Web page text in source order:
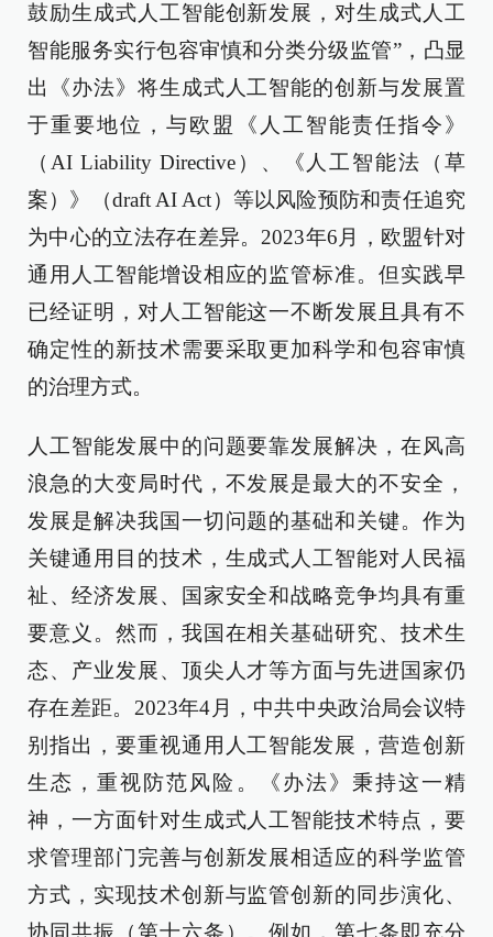
鼓励生成式人工智能创新发展，对生成式人工
智能服务实行包容审慎和分类分级监管”，凸显
出《办法》将生成式人工智能的创新与发展置
于重要地位，与欧盟《人工智能责任指令》
（AI Liability Directive）、《人工智能法（草
案）》（draft AI Act）等以风险预防和责任追究
为中心的立法存在差异。2023年6月，欧盟针对
通用人工智能增设相应的监管标准。但实践早
已经证明，对人工智能这一不断发展且具有不
确定性的新技术需要采取更加科学和包容审慎
的治理方式。
人工智能发展中的问题要靠发展解决，在风高
浪急的大变局时代，不发展是最大的不安全，
发展是解决我国一切问题的基础和关键。作为
关键通用目的技术，生成式人工智能对人民福
祉、经济发展、国家安全和战略竞争均具有重
要意义。然而，我国在相关基础研究、技术生
态、产业发展、顶尖人才等方面与先进国家仍
存在差距。2023年4月，中共中央政治局会议特
别指出，要重视通用人工智能发展，营造创新
生态，重视防范风险。《办法》秉持这一精
神，一方面针对生成式人工智能技术特点，要
求管理部门完善与创新发展相适应的科学监管
方式，实现技术创新与监管创新的同步演化、
协同共振（第十六条）。例如，第七条即充分